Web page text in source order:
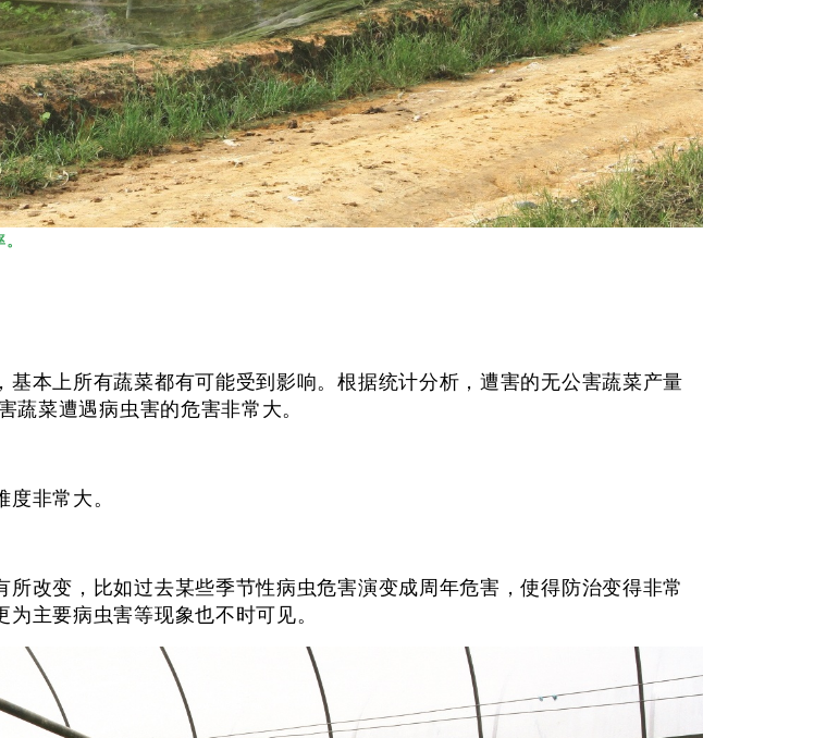
本上所有蔬菜都有可能受到影响。根据统计分析，遭害的无公害蔬菜产量
菜遭遇病虫害的危害非常大。
非常大。
改变，比如过去某些季节性病虫危害演变成周年危害，使得防治变得非常
主要病虫害等现象也不时可见。